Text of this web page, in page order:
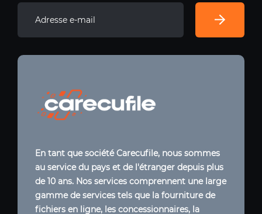
En tant que société Carecufile, nous sommes
au service du pays et de l'étranger depuis plus
de 10 ans. Nos services comprennent une large
gamme de services tels que la fourniture de
fichiers en ligne, les concessionnaires, la